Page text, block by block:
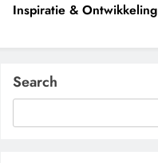
Inspiratie & Ontwikkeling
Search